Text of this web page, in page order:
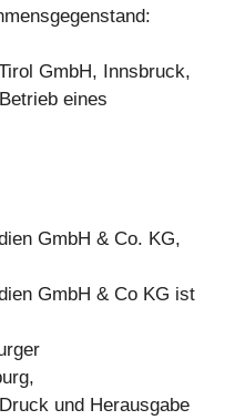
GmbH, Innsbruck,
eines
GmbH & Co. KG,
GmbH & Co KG ist
und Herausgabe